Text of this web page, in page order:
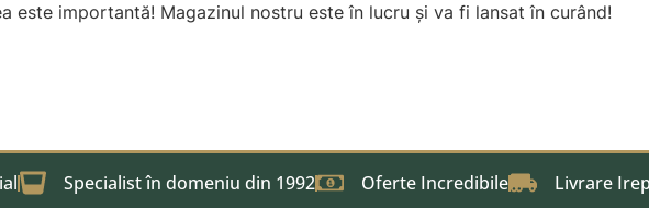
este importantă! Magazinul nostru este în lucru și va fi lansat în curând!
Specialist în domeniu din 1992 Oferte Incredibile Livrare